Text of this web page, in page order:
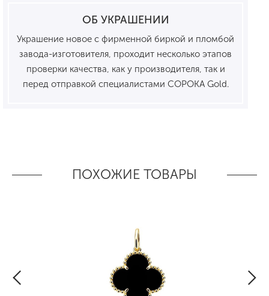
ОБ УКРАШЕНИИ
Украшение новое с фирменной биркой и пломбой
завода-изготовителя, проходит несколько этапов
проверки качества, как у производителя, так и
перед отправкой специалистами СОРОКА Gold.
ПОХОЖИЕ ТОВАРЫ